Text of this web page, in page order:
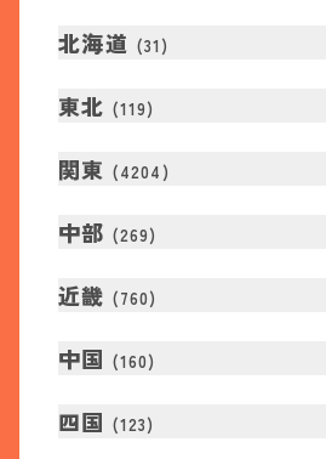
北海道 (31 )
東北 (119)
関東 (4204 )
中部 (269)
近畿 (760)
中国 (160)
四国 (123)